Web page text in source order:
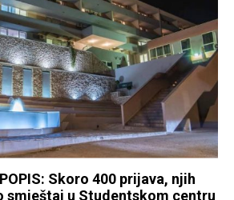
Skoro 400 prijava, njih
smještaj u Studentskom centru